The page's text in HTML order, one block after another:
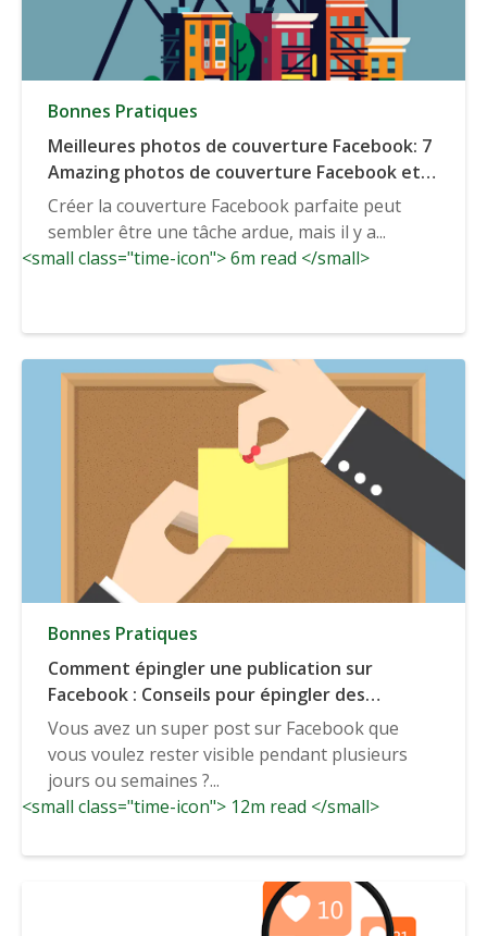
Bonnes Pratiques
Meilleures photos de couverture Facebook: 7
Amazing photos de couverture Facebook et 7
grands modèles photo de couverture/outils
Créer la couverture Facebook parfaite peut
sembler être une tâche ardue, mais il y a...
<small class="time-icon"> 6m read </small>
Bonnes Pratiques
Comment épingler une publication sur
Facebook : Conseils pour épingler des
publications (et autres moyens d'accroître la
visibilité)
Vous avez un super post sur Facebook que
vous voulez rester visible pendant plusieurs
jours ou semaines ?...
<small class="time-icon"> 12m read </small>